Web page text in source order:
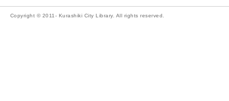
Copyright © 2011- Kurashiki City Library. All rights reserved.